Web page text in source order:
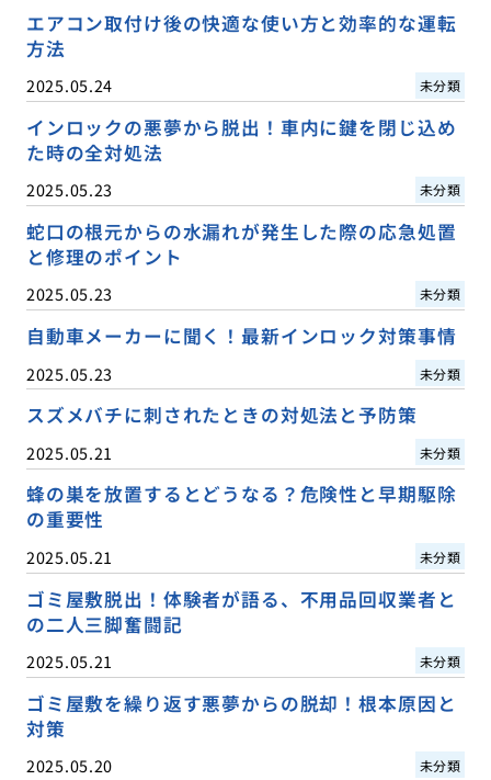
エアコン取付け後の快適な使い方と効率的な運転
方法
2025.05.24 未分類
インロックの悪夢から脱出！車内に鍵を閉じ込め
た時の全対処法
2025.05.23 未分類
蛇口の根元からの水漏れが発生した際の応急処置
と修理のポイント
2025.05.23 未分類
自動車メーカーに聞く！最新インロック対策事情
2025.05.23 未分類
スズメバチに刺されたときの対処法と予防策
2025.05.21 未分類
蜂の巣を放置するとどうなる？危険性と早期駆除
の重要性
2025.05.21 未分類
ゴミ屋敷脱出！体験者が語る、不用品回収業者と
の二人三脚奮闘記
2025.05.21 未分類
ゴミ屋敷を繰り返す悪夢からの脱却！根本原因と
対策
2025.05.20 未分類